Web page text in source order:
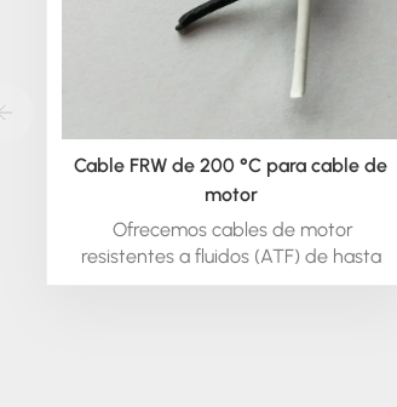
Cable FRW de 200 °C para cable de
motor
Ofrecemos cables de motor
resistentes a fluidos (ATF) de hasta
200 °C. Si le interesan estos cables,